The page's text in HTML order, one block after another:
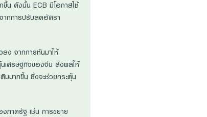
ขึ้น ดังนั้น ECB มีโอกาสใช้
ากการปรับลดอัตรา
ง จากการหันมาให้
เศรษฐกิจของจีน ส่งผลให้
มมากขึ้น ซึ่งจะช่วยกระตุ้น
งภาครัฐ เช่น การขยาย